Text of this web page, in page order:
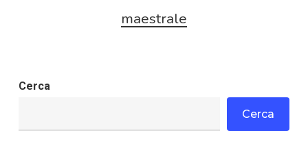
maestrale
Cerca
Cerca